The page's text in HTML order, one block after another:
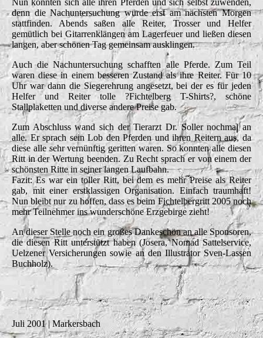
Nun konnten sich alle ihren Pferden und sich selbst zuwenden,
denn die Nachuntersuchung würde erst am nächsten Morgen
stattfinden. Abends saßen alle Reiter, Trosser und Helfer
gemütlich bei Gitarrenklängen am Lagerfeuer und ließen diesen
langen, aber schönen Tag gemeinsam ausklingen.
Auch die Nachuntersuchung schafften alle Pferde. Zum Teil
waren diese in einem besseren Zustand als ihre Reiter. Für 10
Uhr war dann die Siegerehrung angesetzt, bei der es für jeden
Helfer und Reiter tolle ?Fichtelberg T-Shirts?, schöne
Stallplaketten und diverse andere Preise gab.
Zum Abschluss wand sich der Tierarzt Dr. Soller nochmal an
alle. Er sprach sein Lob den Pferden und ihren Reitern aus, da
diese alle sehr vernünftig geritten waren. So konnten alle diesen
Ritt in der Wertung beenden. Zu Recht sprach er von einem der
schönsten Ritte in seiner langen Laufbahn.
Fazit: Es war ein toller Ritt, bei dem es mehr Preise als Reiter
gab, mit einer erstklassigen Organisation. Einfach traumhaft!
Nun bleibt nur zu hoffen, dass es beim Fichtelbergritt 2005 noch
mehr Teilnehmer ins wunderschöne Erzgebirge zieht!
An dieser Stelle noch ein großes Dankeschön an alle Sponsoren,
die diesen Ritt unterstützt haben (Josera, Nomad Sattelservice,
Uelzener Versicherungen sowie an den Illustrator Sven-Lassen
Buchholz).
Juli 2001 | Markersbach